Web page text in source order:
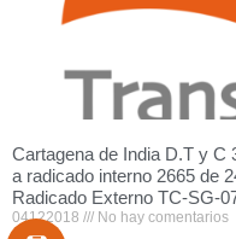
Cartagena de India D.T y C
a radicado interno 2665 de
Radicado Externo TC-SG-
04122018 No hay comentarios